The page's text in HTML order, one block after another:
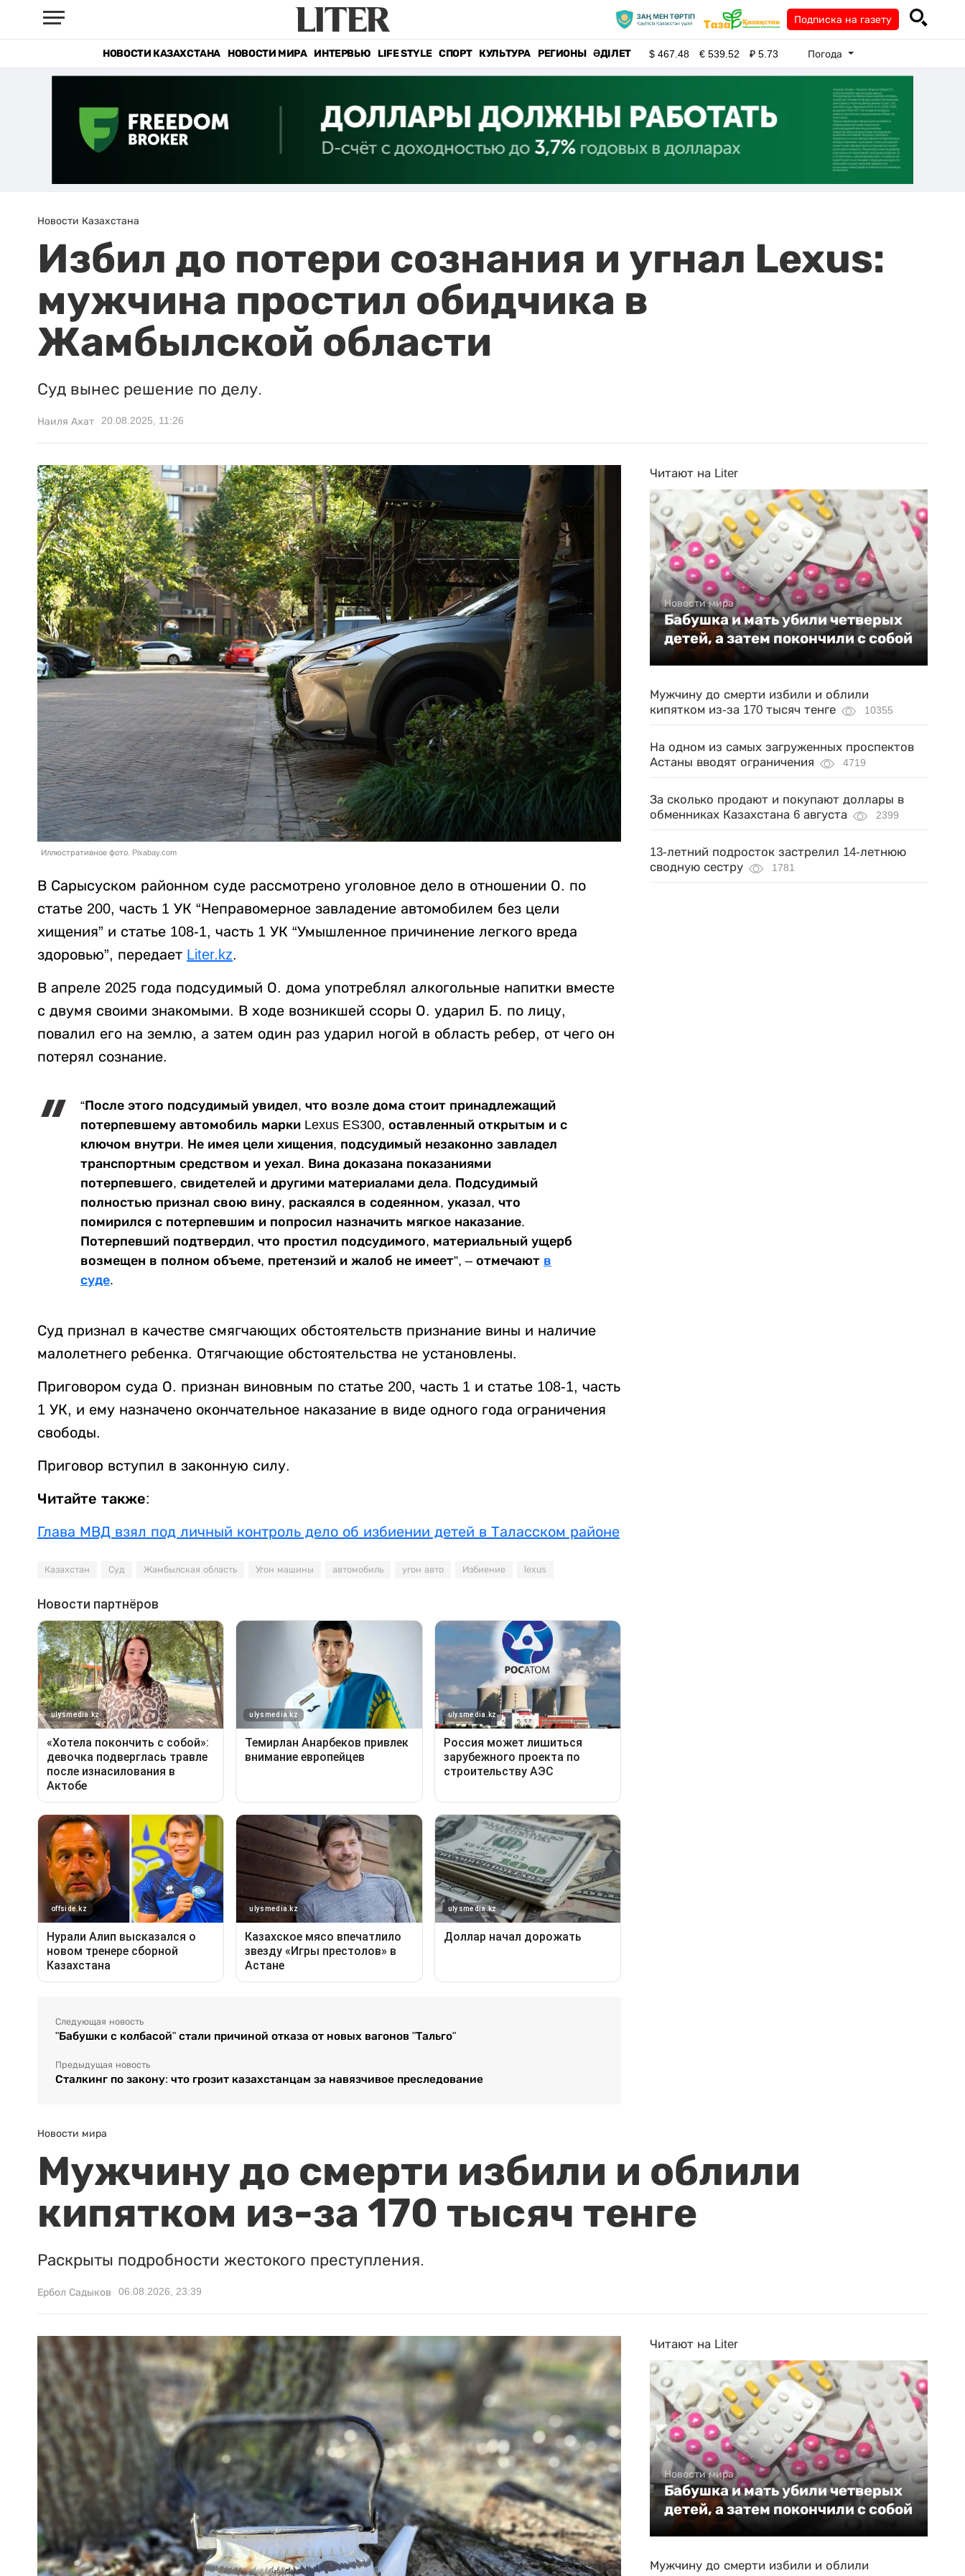
Подписка на газету
НОВОСТИ КАЗАХСТАНА НОВОСТИ МИРА ИНТЕРВЬЮ LIFE STYLE СПОРТ КУЛЬТУРА РЕГИОНЫ ӘДІЛЕТ $467.48 €539.52 ₽5.73 Погода
Новости Казахстана
Избил до потери сознания и угнал Lexus:
мужчина простил обидчика в
Жамбылской области
Суд вынес решение по делу.
Наиля Ахат 20.08.2025, 11:26
Иллюстративное фото. Pixabay.com
В Сарысуском районном суде рассмотрено уголовное дело в отношении О. по
статье 200, часть 1 УК “Неправомерное завладение автомобилем без цели
хищения” и статье 108-1, часть 1 УК “Умышленное причинение легкого вреда
здоровью”, передает Liter.kz.
В апреле 2025 года подсудимый О. дома употреблял алкогольные напитки вместе
с двумя своими знакомыми. В ходе возникшей ссоры О. ударил Б. по лицу,
повалил его на землю, а затем один раз ударил ногой в область ребер, от чего он
потерял сознание.
“После этого подсудимый увидел, что возле дома стоит принадлежащий
потерпевшему автомобиль марки Lexus ES300, оставленный открытым и с
ключом внутри. Не имея цели хищения, подсудимый незаконно завладел
транспортным средством и уехал. Вина доказана показаниями
потерпевшего, свидетелей и другими материалами дела. Подсудимый
полностью признал свою вину, раскаялся в содеянном, указал, что
помирился с потерпевшим и попросил назначить мягкое наказание.
Потерпевший подтвердил, что простил подсудимого, материальный ущерб
возмещен в полном объеме, претензий и жалоб не имеет”, – отмечают в
суде.
Суд признал в качестве смягчающих обстоятельств признание вины и наличие
малолетнего ребенка. Отягчающие обстоятельства не установлены.
Приговором суда О. признан виновным по статье 200, часть 1 и статье 108-1, часть
1 УК, и ему назначено окончательное наказание в виде одного года ограничения
свободы.
Приговор вступил в законную силу.
Читайте также:
Глава МВД взял под личный контроль дело об избиении детей в Таласском районе
Казахстан Суд Жамбылская область Угон машины автомобиль угон авто Избиение lexus
Следующая новость
"Бабушки с колбасой" стали причиной отказа от новых вагонов "Тальго"
Предыдущая новость
Сталкинг по закону: что грозит казахстанцам за навязчивое преследование
Читают на Liter
Новости мира
Бабушка и мать убили четверых
детей, а затем покончили с собой
Мужчину до смерти избили и облили
кипятком из-за 170 тысяч тенге
10355
На одном из самых загруженных проспектов
Астаны вводят ограничения
4719
За сколько продают и покупают доллары в
обменниках Казахстана 6 августа
2399
13-летний подросток застрелил 14-летнюю
сводную сестру
1781
Новости мира
Мужчину до смерти избили и облили
кипятком из-за 170 тысяч тенге
Раскрыты подробности жестокого преступления.
Ербол Садыков 06.08.2026, 23:39
Читают на Liter
Новости мира
Бабушка и мать убили четверых
детей, а затем покончили с собой
Мужчину до смерти избили и облили